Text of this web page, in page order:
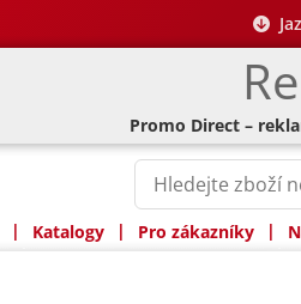
Promo Direct –
| Katalogy | Pro zákazníky |